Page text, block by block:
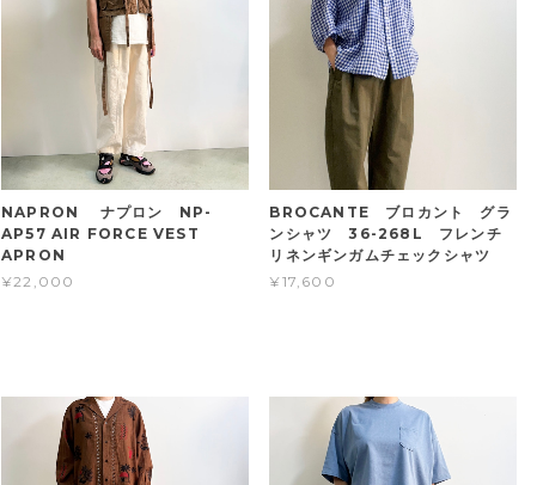
NAPRON ナプロン NP-
AP57 AIR FORCE VEST
APRON
¥22,000
BROCANTE ブロカント グラ
ンシャツ 36-268L フレンチ
リネンギンガムチェックシャツ
¥17,600